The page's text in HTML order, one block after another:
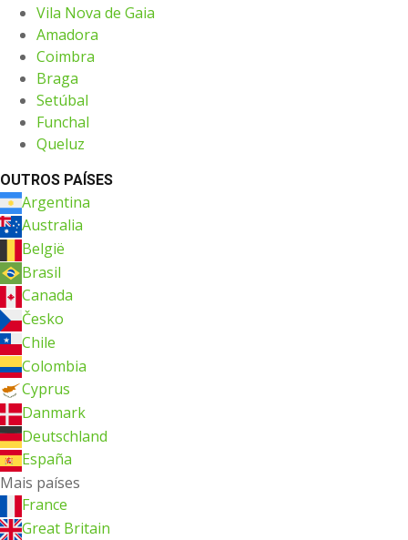
Vila Nova de Gaia
Amadora
Coimbra
Braga
Setúbal
Funchal
Queluz
OUTROS PAÍSES
Argentina
Australia
België
Brasil
Canada
Česko
Chile
Colombia
Cyprus
Danmark
Deutschland
España
Mais países
France
Great Britain